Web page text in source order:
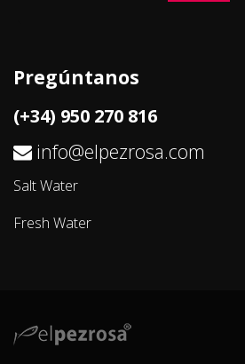
Pregúntanos
(+34) 950 270 816
info@elpezrosa.com
Salt Water
Fresh Water